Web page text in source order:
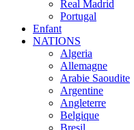
Real Madrid
Portugal
Enfant
NATIONS
Algeria
Allemagne
Arabie Saoudite
Argentine
Angleterre
Belgique
Bresil